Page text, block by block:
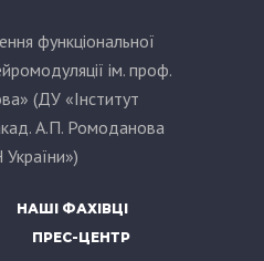
функціональної
ім. проф.
(ДУ «Інститут
акад. А.П. Ромоданова
НАШІ ФАХІВЦІ
ПРЕС-ЦЕНТР